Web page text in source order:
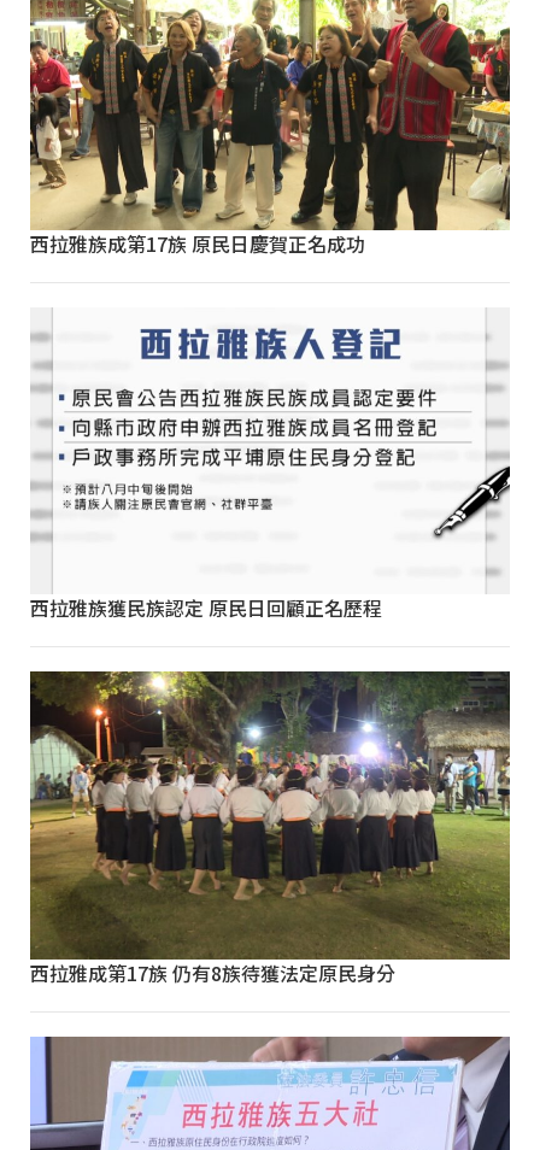
西拉雅族成第17族 原民日慶賀正名成功
西拉雅族獲民族認定 原民日回顧正名歷程
西拉雅成第17族 仍有8族待獲法定原民身分